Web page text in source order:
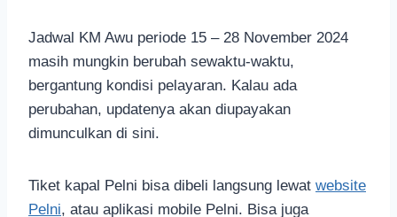
Jadwal KM Awu periode 15 – 28 November 2024
masih mungkin berubah sewaktu-waktu,
bergantung kondisi pelayaran. Kalau ada
perubahan, updatenya akan diupayakan
dimunculkan di sini.
Tiket kapal Pelni bisa dibeli langsung lewat website
Pelni, atau aplikasi mobile Pelni. Bisa juga